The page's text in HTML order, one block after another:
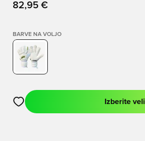
82,95 €
BARVE NA VOLJO
Odpre Modal za prijavo ali vpis kot član
Izberite